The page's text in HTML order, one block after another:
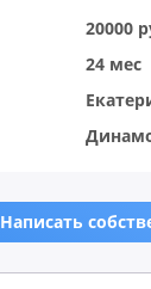
20000
24 мес
Написать